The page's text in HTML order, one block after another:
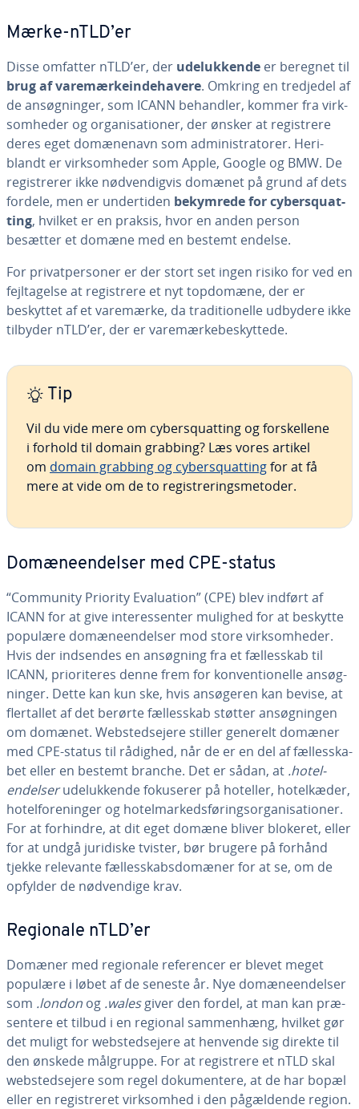
Mærke-nTLD’er
Disse omfatter nTLD’er, der ude­luk­ken­de er beregnet til
brug af va­re­mær­ke­in­de­ha­ve­re. Omkring en tredjedel af
de an­søg­nin­ger, som ICANN behandler, kommer fra virk­
som­he­der og or­ga­ni­sa­tio­ner, der ønsker at re­gi­stre­re
deres eget do­mæ­ne­navn som ad­mi­ni­stra­to­rer. Her­i­
blandt er virk­som­he­der som Apple, Google og BMW. De
re­gi­stre­rer ikke nød­ven­dig­vis domænet på grund af dets
fordele, men er un­der­ti­den bekymrede for cy­ber­squat­
ting, hvilket er en praksis, hvor en anden person
besætter et domæne med en bestemt endelse.
For pri­vat­per­so­ner er der stort set ingen risiko for ved en
fejl­ta­gel­se at re­gi­stre­re et nyt topdomæne, der er
beskyttet af et varemærke, da tra­di­tio­nel­le udbydere ikke
tilbyder nTLD’er, der er va­re­mær­ke­be­skyt­te­de.
Tip
Vil du vide mere om cy­ber­squat­ting og for­skel­le­ne
i forhold til domain grabbing? Læs vores artikel
om domain grabbing og cy­ber­squat­tingfor at få
mere at vide om de to re­gi­stre­rings­me­to­der.
Do­mæ­ne­en­del­ser med CPE-status
“Community Priority Eva­lu­a­tion” (CPE) blev indført af
ICANN for at give in­ter­es­sen­ter mulighed for at beskytte
populære do­mæ­ne­en­del­ser mod store virk­som­he­der.
Hvis der indsendes en ansøgning fra et fæl­les­skab til
ICANN, pri­o­ri­te­res denne frem for kon­ven­tio­nel­le an­søg­
nin­ger. Dette kan kun ske, hvis ansøgeren kan bevise, at
fler­tal­let af det berørte fæl­les­skab støtter an­søg­nin­gen
om domænet. Web­s­ted­s­e­je­re stiller generelt domæner
med CPE-status til rådighed, når de er en del af fæl­les­ska­
bet eller en bestemt branche. Det er sådan, at .hotel-
endelserude­luk­ken­de fokuserer på hoteller, ho­telkæ­der,
ho­tel­for­e­nin­ger og ho­tel­mar­keds­fø­rings­or­ga­ni­sa­tio­ner.
For at forhindre, at dit eget domæne bliver blokeret, eller
for at undgå juridiske tvister, bør brugere på forhånd
tjekke relevante fæl­les­skabs­do­mæ­ner for at se, om de
opfylder de nød­ven­di­ge krav.
Regionale nTLD’er
Domæner med regionale re­fe­ren­cer er blevet meget
populære i løbet af de seneste år. Nye do­mæ­ne­en­del­ser
som .london og .walesgiver den fordel, at man kan præ­
sen­te­re et tilbud i en regional sam­men­hæng, hvilket gør
det muligt for web­s­ted­s­e­je­re at henvende sig direkte til
den ønskede målgruppe. For at re­gi­stre­re et nTLD skal
web­s­ted­s­e­je­re som regel do­ku­men­te­re, at de har bopæl
eller en re­gi­stre­ret virk­som­hed i den på­gæl­den­de region.